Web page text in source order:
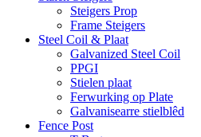
Steigers Prop
Frame Steigers
Steel Coil & Plaat
Galvanized Steel Coil
PPGI
Stielen plaat
Ferwurking op Plate
Galvanisearre stielblêd
Fence Post